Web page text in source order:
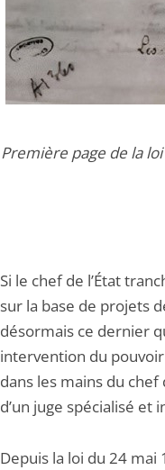
Première page de la
Si le chef de l’État
sur la base de projets
désormais ce dernier
intervention du pouvoir
dans les mains du chef
d’un juge spécialisé et
Depuis la loi du 24 mai